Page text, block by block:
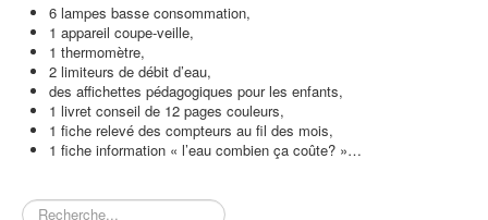
6 lampes basse consommation,
1 appareil coupe-veille,
1 thermomètre,
2 limiteurs de débit d’eau,
des affichettes pédagogiques pour les enfants,
1 livret conseil de 12 pages couleurs,
1 fiche relevé des compteurs au fil des mois,
1 fiche information « l’eau combien ça coûte? »…
Rechercher